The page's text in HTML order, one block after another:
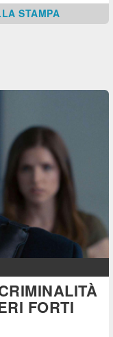
STAMPA
FORTI